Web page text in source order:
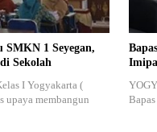
SMKN 1 Seyegan,
Sekolah
I Yogyakarta (
upaya membangun